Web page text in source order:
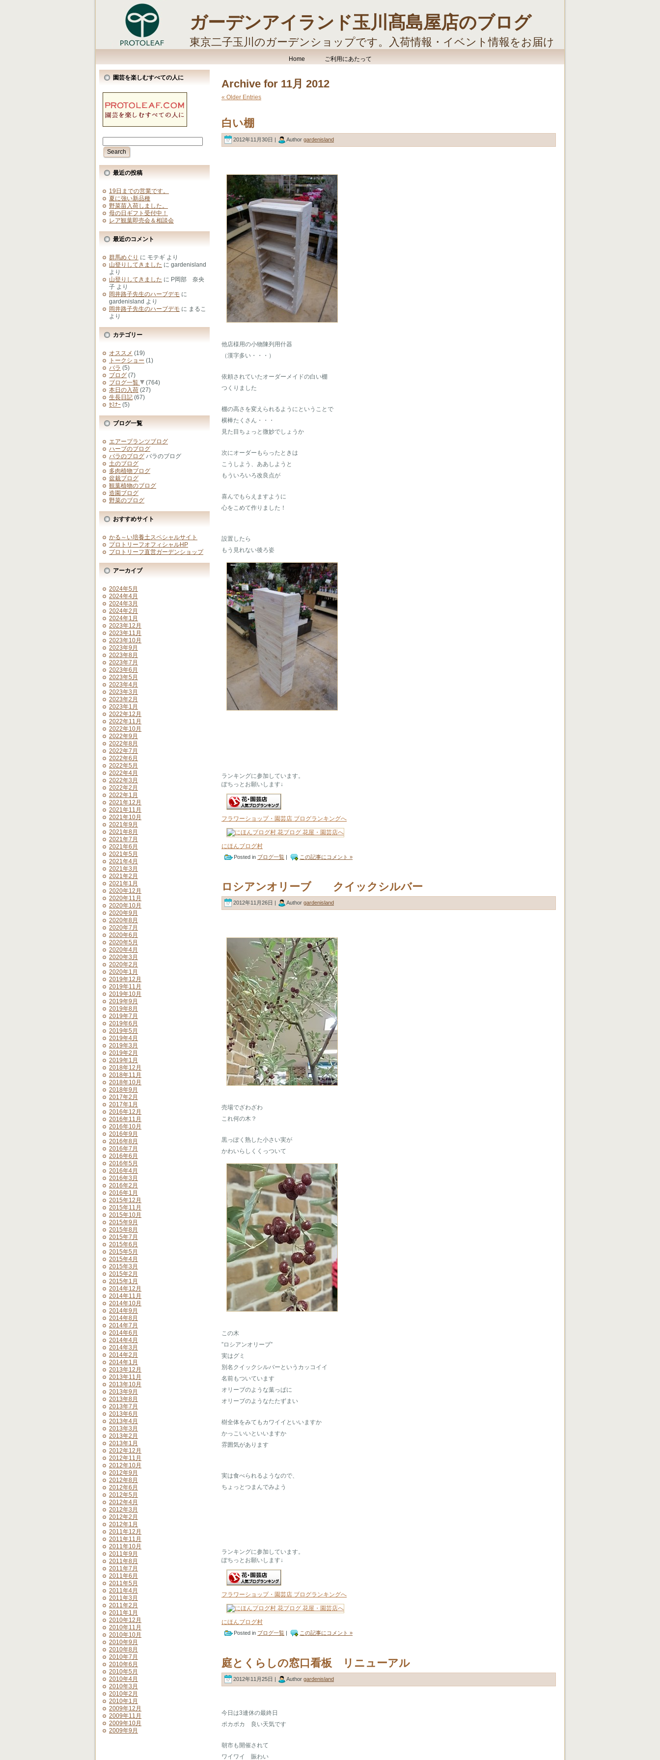
ガーデンアイランド玉川髙島屋店のブログ
東京二子玉川のガーデンショップです。入荷情報・イベント情報をお届け
Home ご利用にあたって
園芸を楽しむすべての人に
最近の投稿
19日までの営業です。
夏に強い新品種
野菜苗入荷しました。
母の日ギフト受付中！
レア観葉即売会＆相談会
最近のコメント
群馬めぐり に モテギ より
山登りしてきました に gardenisland
より
山登りしてきました に P岡部 奈央
子 より
岡井路子先生のハーブデモ に
gardenisland より
岡井路子先生のハーブデモ に まるこ
より
カテゴリー
オススメ (19)
トークショー (1)
バラ (5)
ブログ (7)
ブログ一覧
(764)
本日の入荷 (27)
生長日記 (67)
ｾﾐﾅｰ (5)
ブログ一覧
エアープランツブログ
ハーブのブログ
バラのブログ バラのブログ
土のブログ
多肉植物ブログ
盆栽ブログ
観葉植物のブログ
造園ブログ
野菜のブログ
おすすめサイト
かる～い培養土スペシャルサイト
プロトリーフオフィシャルHP
プロトリーフ直営ガーデンショップ
アーカイブ
2024年5月
2024年4月
2024年3月
2024年2月
2024年1月
2023年12月
2023年11月
2023年10月
2023年9月
2023年8月
2023年7月
2023年6月
2023年5月
2023年4月
2023年3月
2023年2月
2023年1月
2022年12月
2022年11月
2022年10月
2022年9月
2022年8月
2022年7月
2022年6月
2022年5月
2022年4月
2022年3月
2022年2月
2022年1月
2021年12月
2021年11月
2021年10月
2021年9月
2021年8月
2021年7月
2021年6月
2021年5月
2021年4月
2021年3月
2021年2月
2021年1月
2020年12月
2020年11月
2020年10月
2020年9月
2020年8月
2020年7月
2020年6月
2020年5月
2020年4月
2020年3月
2020年2月
2020年1月
2019年12月
2019年11月
2019年10月
2019年9月
2019年8月
2019年7月
2019年6月
2019年5月
2019年4月
2019年3月
2019年2月
2019年1月
2018年12月
2018年11月
2018年10月
2018年9月
2017年2月
2017年1月
2016年12月
2016年11月
2016年10月
2016年9月
2016年8月
2016年7月
2016年6月
2016年5月
2016年4月
2016年3月
2016年2月
2016年1月
2015年12月
2015年11月
2015年10月
2015年9月
2015年8月
2015年7月
2015年6月
2015年5月
2015年4月
2015年3月
2015年2月
2015年1月
2014年12月
2014年11月
2014年10月
2014年9月
2014年8月
2014年7月
2014年6月
2014年4月
2014年3月
2014年2月
2014年1月
2013年12月
2013年11月
2013年10月
2013年9月
2013年8月
2013年7月
2013年6月
2013年4月
2013年3月
2013年2月
2013年1月
2012年12月
2012年11月
2012年10月
2012年9月
2012年8月
2012年6月
2012年5月
2012年4月
2012年3月
2012年2月
2012年1月
2011年12月
2011年11月
2011年10月
2011年9月
2011年8月
2011年7月
2011年6月
2011年5月
2011年4月
2011年3月
2011年2月
2011年1月
2010年12月
2010年11月
2010年10月
2010年9月
2010年8月
2010年7月
2010年6月
2010年5月
2010年4月
2010年3月
2010年2月
2010年1月
2009年12月
2009年11月
2009年10月
2009年9月
Archive for 11月 2012
« Older Entries
白い棚
2012年11月30日 | Author gardenisland
他店様用の小物陳列用什器
（漢字多い・・・）
依頼されていたオーダーメイドの白い棚
つくりました
棚の高さを変えられるようにということで
横棒たくさん・・・
見た目ちょっと微妙でしょうか
次にオーダーもらったときは
こうしよう、ああしようと
もういろいろ改良点が
喜んでもらえますように
心をこめて作りました！
設置したら
もう見れない後ろ姿
ランキングに参加しています。
ぽちっとお願いします↓
フラワーショップ・園芸店 ブログランキングへ
にほんブログ村
Posted in ブログ一覧 | この記事にコメント »
ロシアンオリーブ クイックシルバー
2012年11月26日 | Author gardenisland
売場でざわざわ
これ何の木？
黒っぽく熟した小さい実が
かわいらしくくっついて
この木
”ロシアンオリーブ”
実はグミ
別名クイックシルバーというカッコイイ
名前もついています
オリーブのような葉っぱに
オリーブのようなたたずまい
樹全体をみてもカワイイといいますか
かっこいいといいますか
雰囲気があります
実は食べられるようなので、
ちょっとつまんでみよう
ランキングに参加しています。
ぽちっとお願いします↓
フラワーショップ・園芸店 ブログランキングへ
にほんブログ村
Posted in ブログ一覧 この記事にコメント »
庭とくらしの窓口看板 リニューアル
2012年11月25日 | Author gardenisland
今日は3連休の最終日
ポカポカ 良い天気です
朝市も開催されて
ワイワイ 賑わい